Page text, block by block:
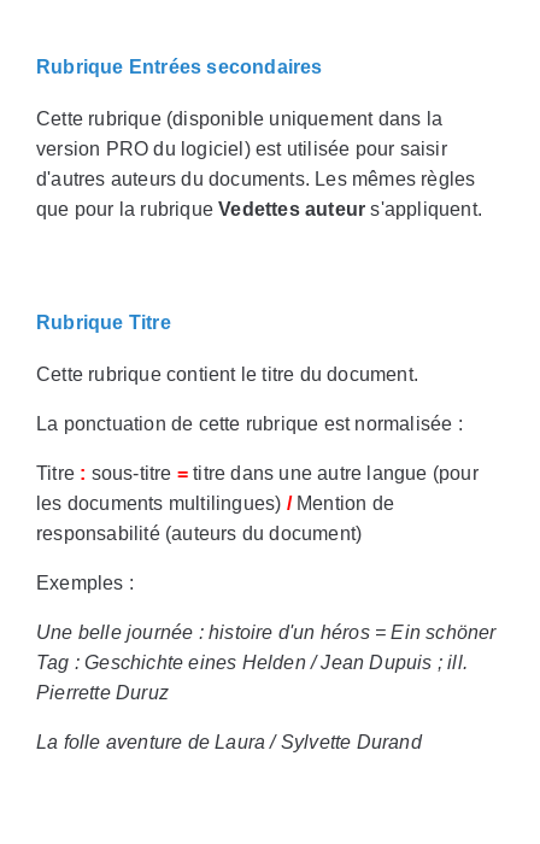
Rubrique Entrées secondaires
Cette rubrique (disponible uniquement dans la
version PRO du logiciel) est utilisée pour saisir
d'autres auteurs du documents. Les mêmes règles
que pour la rubriqueVedettes auteur s'appliquent.
Rubrique Titre
Cette rubrique contient le titre du document.
La ponctuation de cette rubrique est normalisée :
Titre : sous-titre =titre dans une autre langue (pour
les documents multilingues) /Mention de
responsabilité (auteurs du document)
Exemples :
Une belle journée : histoire d'un héros = Ein schöner
Tag : Geschichte eines Helden / Jean Dupuis ; ill.
Pierrette Duruz
La folle aventure de Laura / Sylvette Durand